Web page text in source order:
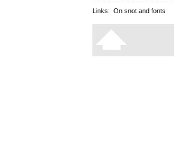
Links: On snot and fonts